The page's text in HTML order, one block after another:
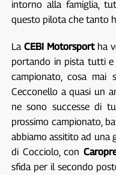
intorno alla famiglia,
questo pilota che tanto
La CEBI Motorsportha
portando in pista tutti
campionato, cosa mai
Cecconello a quasi un
ne sono successe di
prossimo campionato,
abbiamo assitito ad una
di Cocciolo, con
sfida per il secondo